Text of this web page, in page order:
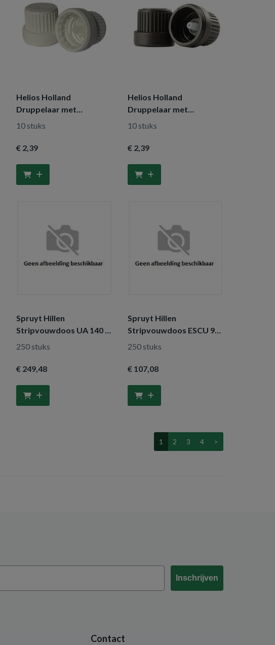
Helios Holland
Druppelaar met
garantiesluiting wit
10 stuks
€ 2,39
Helios Holland
Druppelaar met
garantiesluiting zwart
10 stuks
€ 2,39
Spruyt Hillen
Stripvouwdoos UA 140 x
45 x 95 mm
250 stuks
€ 249,48
Spruyt Hillen
Stripvouwdoos ESCU 95
x 15 x 70 mm
250 stuks
€ 107,08
1 2 3 4 >
Inschrijven
Contact